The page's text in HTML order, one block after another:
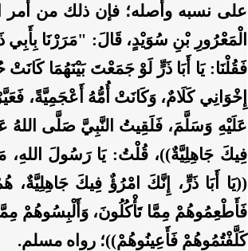
على نسبه وأصله؛ فإن ذلك من أمر
الْمَعْرُورِ بْنِ سُوَيْدٍ، قَالَ: "مَرَرْنَا بِأَبِي
فَقُلْنَا: يَا أَبَا ذَرٍّ لَوْ جَمَعْتَ بَيْنَهُمَا
إِخْوَانِي كَلَامٌ، وَكَانَتْ أُمُّهُ أَعْجَمِيَّةً،
عَلَيْهِ وَسَلَّمَ، فَلَقِيتُ النَّبِيَّ صَلَّى اللهُ
فِيكَ جَاهِلِيَّةٌ))، قُلْتُ: يَا رَسُولَ
((يَا أَبَا ذَرٍّ، إِنَّكَ امْرُؤٌ فِيكَ جَاهِلِيَّةٌ،
فَأَطْعِمُوهُمْ مِمَّا تَأْكُلُونَ، وَأَلْبِسُوهُمْ
كَلَّفْتُمُوهُمْ فَأَعِينُوهُمْ))؛ رواه مسلم.